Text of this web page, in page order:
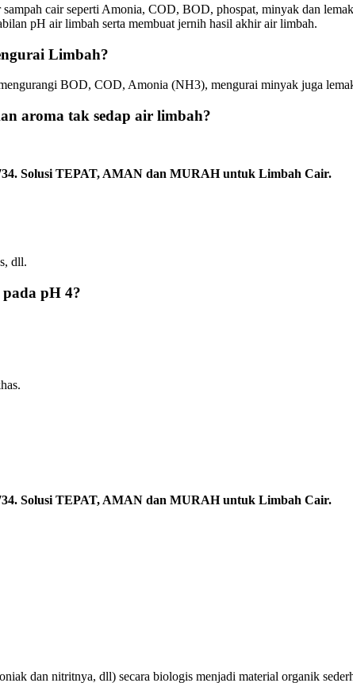
cair seperti Amonia, COD, BOD, phospat, minyak dan
pH air limbah serta membuat jernih hasil akhir air limbah.
Limbah?
BOD, COD, Amonia (NH3), mengurai minyak juga
aroma tak sedap air limbah?
Solusi TEPAT, AMAN dan MURAH untuk Limbah Cair.
dll.
pH 4?
Solusi TEPAT, AMAN dan MURAH untuk Limbah Cair.
dan nitritnya, dll) secara biologis menjadi material organik